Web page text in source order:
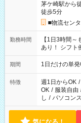
茅ケ崎駅から
徒歩5分
■物流セン
勤務時間
【1日3時間
あり！ シフ
▼18:00～
期間 1日だけの単
特徴 週1日からOK /
OK / 服装自由
し / パソコン